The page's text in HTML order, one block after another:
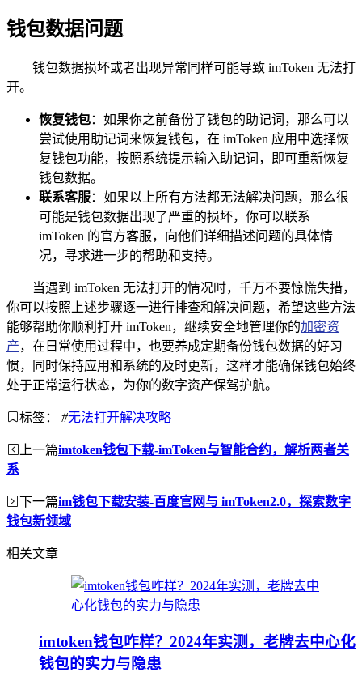
钱包数据问题
钱包数据损坏或者出现异常同样可能导致 imToken 无法打
开。
恢复钱包：如果你之前备份了钱包的助记词，那么可以
尝试使用助记词来恢复钱包，在 imToken 应用中选择恢
复钱包功能，按照系统提示输入助记词，即可重新恢复
钱包数据。
联系客服：如果以上所有方法都无法解决问题，那么很
可能是钱包数据出现了严重的损坏，你可以联系
imToken 的官方客服，向他们详细描述问题的具体情
况，寻求进一步的帮助和支持。
当遇到 imToken 无法打开的情况时，千万不要惊慌失措，
你可以按照上述步骤逐一进行排查和解决问题，希望这些方法
能够帮助你顺利打开 imToken，继续安全地管理你的加密资
产，在日常使用过程中，也要养成定期备份钱包数据的好习
惯，同时保持应用和系统的及时更新，这样才能确保钱包始终
处于正常运行状态，为你的数字资产保驾护航。
标签： #无法打开解决攻略
上一篇imtoken钱包下载-imToken与智能合约，解析两者关
系
下一篇im钱包下载安装-百度官网与 imToken2.0，探索数字
钱包新领域
相关文章
imtoken钱包咋样？2024年实测，老牌去中心化
钱包的实力与隐患